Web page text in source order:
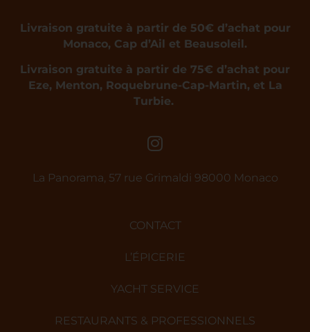
Livraison gratuite à partir de 50€ d’achat pour
Monaco, Cap d’Ail et Beausoleil.
Livraison gratuite à partir de 75€ d’achat pour
Eze, Menton, Roquebrune-Cap-Martin, et La
Turbie.
La Panorama, 57 rue Grimaldi 98000 Monaco
CONTACT
L’ÉPICERIE
YACHT SERVICE
RESTAURANTS & PROFESSIONNELS